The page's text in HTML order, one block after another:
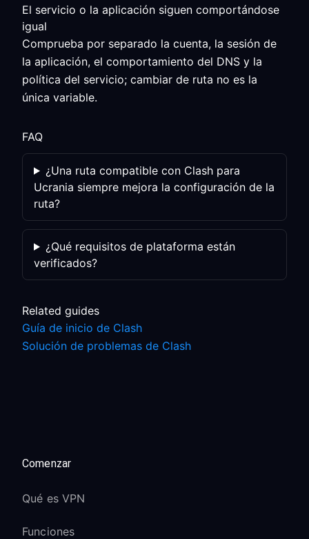
El servicio o la aplicación siguen comportándose
igual
Comprueba por separado la cuenta, la sesión de
la aplicación, el comportamiento del DNS y la
política del servicio; cambiar de ruta no es la
única variable.
FAQ
¿Una ruta compatible con Clash para
Ucrania siempre mejora la configuración de la
ruta?
¿Qué requisitos de plataforma están
verificados?
Related guides
Guía de inicio de Clash
Solución de problemas de Clash
Comenzar
Qué es VPN
Funciones